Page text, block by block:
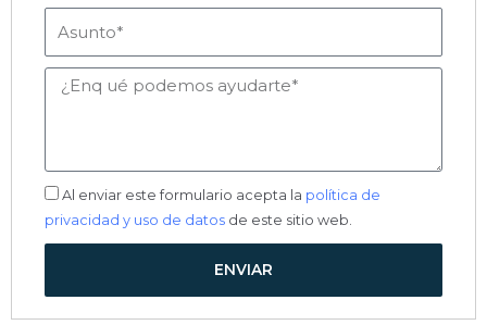
Mensaje
Aceptación
Al enviar este formulario acepta la política de
privacidad y uso de datos de este sitio web.
ENVIAR